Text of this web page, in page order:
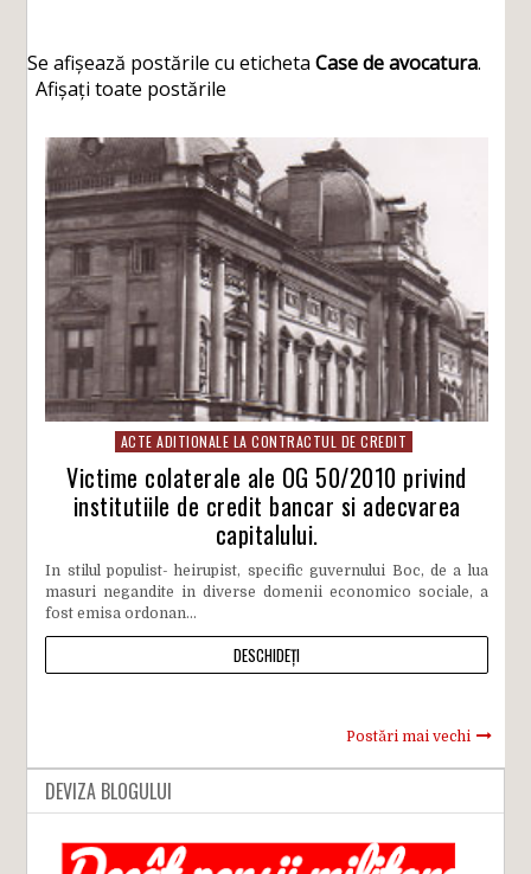
Se afișează postările cu etichetaCase de avocatura.
Afișați toate postările
ACTE ADITIONALE LA CONTRACTUL DE CREDIT
Victime colaterale ale OG 50/2010 privind
institutiile de credit bancar si adecvarea
capitalului.
In stilul populist- heirupist, specific guvernului Boc, de a lua
masuri negandite in diverse domenii economico sociale, a
fost emisa ordonan...
DESCHIDEȚI
Postări mai vechi
DEVIZA BLOGULUI